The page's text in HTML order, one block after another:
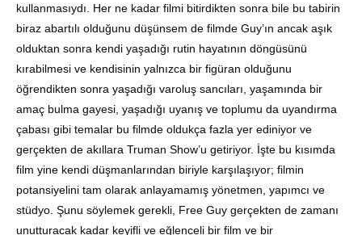
kullanmasıydı. Her ne kadar filmi bitirdikten sonra bile bu tabirin
biraz abartılı olduğunu düşünsem de filmde Guy’ın ancak aşık
olduktan sonra kendi yaşadığı rutin hayatının döngüsünü
kırabilmesi ve kendisinin yalnızca bir figüran olduğunu
öğrendikten sonra yaşadığı varoluş sancıları, yaşamında bir
amaç bulma gayesi, yaşadığı uyanış ve toplumu da uyandırma
çabası gibi temalar bu filmde oldukça fazla yer ediniyor ve
gerçekten de akıllara Truman Show’u getiriyor. İşte bu kısımda
film yine kendi düşmanlarından biriyle karşılaşıyor; filmin
potansiyelini tam olarak anlayamamış yönetmen, yapımcı ve
stüdyo. Şunu söylemek gerekli, Free Guy gerçekten de zamanı
unutturacak kadar keyifli ve eğlenceli bir film ve bir